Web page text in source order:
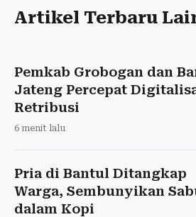
Artikel Terbaru
Pemkab Grobogan dan
Jateng Percepat
Retribusi
6 menit lalu
Pria di Bantul Ditangkap
Warga, Sembunyikan
dalam Kopi